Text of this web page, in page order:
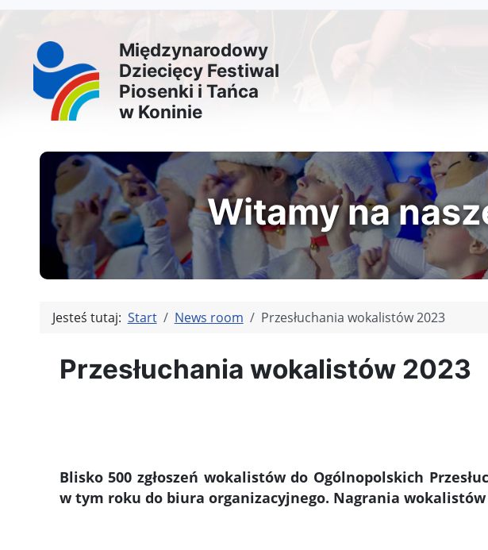
do
treści
głównej
do
menu
nawigacyjnego
do
wyszukiwarki
do
mapy
strony
Międzynarodowy
Dziecięcy Festiwal
Piosenki i Tańca
w Koninie
Witamy na
Jesteś tutaj: Start News room Przesłuchania wokalistów 2023
Przesłuchania wokalistów 2023
Blisko 500 zgłoszeń wokalistów do Ogólnopolskich
w tym roku do biura organizacyjnego. Nagrania wokalistów